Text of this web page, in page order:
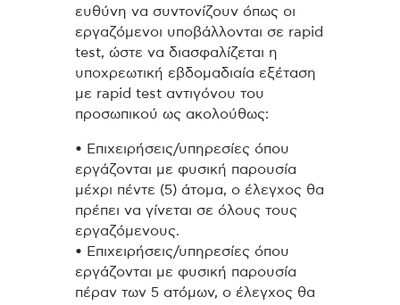
ευθύνη να συντονίζουν όπως οι
εργαζόμενοι υποβάλλονται σε rapid
test, ώστε να διασφαλίζεται η
υποχρεωτική εβδομαδιαία εξέταση
με rapid test αντιγόνου του
προσωπικού ως ακολούθως:
• Επιχειρήσεις/υπηρεσίες όπου
εργάζονται με φυσική παρουσία
μέχρι πέντε (5) άτομα, ο έλεγχος θα
πρέπει να γίνεται σε όλους τους
εργαζόμενους.
• Επιχειρήσεις/υπηρεσίες όπου
εργάζονται με φυσική παρουσία
πέραν των 5 ατόμων, ο έλεγχος θα